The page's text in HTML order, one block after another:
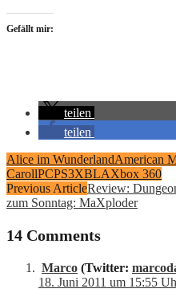
Gefällt mir:
teilen
teilen
Alice im WunderlandAmerican
CarollPCPS3XBLAXbox 360
Previous ArticleReview:
zum Sonntag: MaXploder
14 Comments
Marco (Twitter:
18. Juni 2011 um 15:55